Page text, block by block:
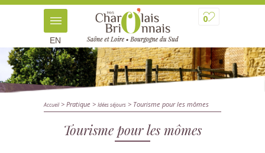
0
EN
Accueil> Pratique > Idées séjours > Tourisme pour les mômes
Tourisme pour les mômes